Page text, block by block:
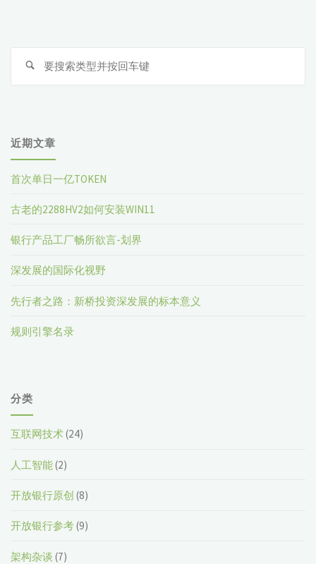
近期文章
首次单日一亿TOKEN
古老的2288HV2如何安装WIN11
银行产品工厂畅所欲言-划界
深发展的国际化视野
先行者之路：新桥投资深发展的标本意义
规则引擎名录
分类
互联网技术(24)
人工智能(2)
开放银行原创 (8)
开放银行参考(9)
架构杂谈 (7)